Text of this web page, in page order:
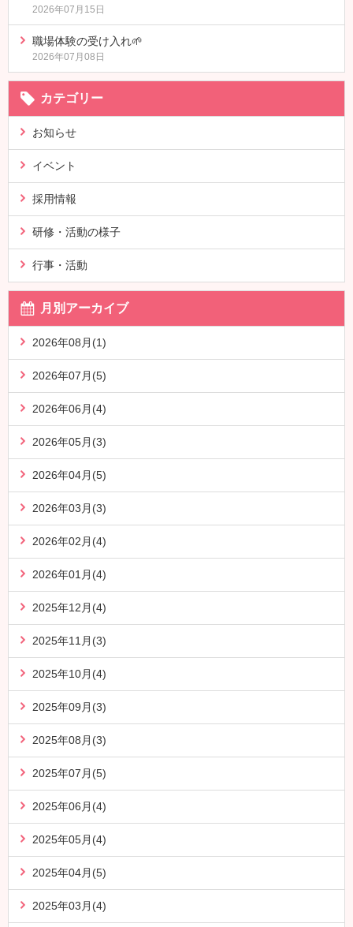
2026年07月15日
職場体験の受け入れ🌱
2026年07月08日
カテゴリー
お知らせ
イベント
採用情報
研修・活動の様子
行事・活動
月別アーカイブ
2026年08月(1)
2026年07月(5)
2026年06月(4)
2026年05月(3)
2026年04月(5)
2026年03月(3)
2026年02月(4)
2026年01月(4)
2025年12月(4)
2025年11月(3)
2025年10月(4)
2025年09月(3)
2025年08月(3)
2025年07月(5)
2025年06月(4)
2025年05月(4)
2025年04月(5)
2025年03月(4)